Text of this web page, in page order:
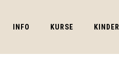
INFO KURSE KINDER